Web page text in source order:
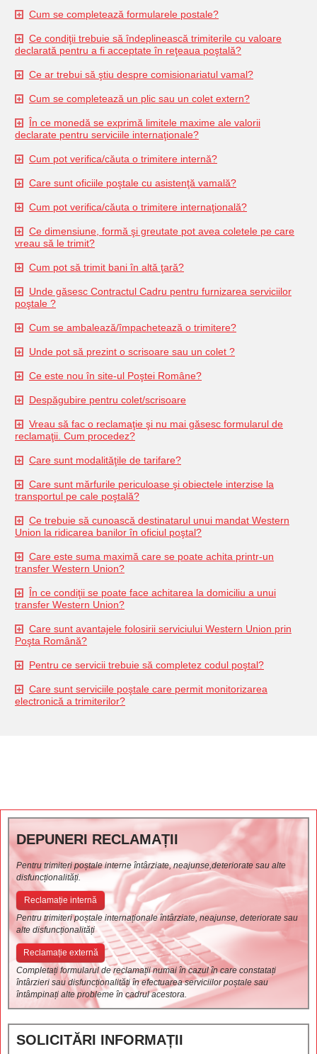
Cum se completează formularele postale?
Ce condiţii trebuie să îndeplinească trimiterile cu valoare
declarată pentru a fi acceptate în reţeaua poştală?
Ce ar trebui să ştiu despre comisionariatul vamal?
Cum se completează un plic sau un colet extern?
În ce monedă se exprimă limitele maxime ale valorii
declarate pentru serviciile internaţionale?
Cum pot verifica/căuta o trimitere internă?
Care sunt oficiile poştale cu asistenţă vamală?
Cum pot verifica/căuta o trimitere internaţională?
Ce dimensiune, formă şi greutate pot avea coletele pe care
vreau să le trimit?
Cum pot să trimit bani în altă ţară?
Unde găsesc Contractul Cadru pentru furnizarea serviciilor
poştale ?
Cum se ambalează/împachetează o trimitere?
Unde pot să prezint o scrisoare sau un colet ?
Ce este nou în site-ul Poştei Române?
Despăgubire pentru colet/scrisoare
Vreau să fac o reclamaţie şi nu mai găsesc formularul de
reclamaţii. Cum procedez?
Care sunt modalităţile de tarifare?
Care sunt mărfurile periculoase şi obiectele interzise la
transportul pe cale poştală?
Ce trebuie să cunoască destinatarul unui mandat Western
Union la ridicarea banilor în oficiul poştal?
Care este suma maximă care se poate achita printr-un
transfer Western Union?
În ce condiţii se poate face achitarea la domiciliu a unui
transfer Western Union?
Care sunt avantajele folosirii serviciului Western Union prin
Poşta Română?
Pentru ce servicii trebuie să completez codul poştal?
Care sunt serviciile poştale care permit monitorizarea
electronică a trimiterilor?
DEPUNERI RECLAMAȚII
Pentru trimiteri poștale interne întârziate, neajunse,deteriorate sau alte
disfuncționalități.
Reclamație internă
Pentru trimiteri poștale internaționale întârziate, neajunse, deteriorate sau
alte disfuncționalități
Reclamație externă
Completați formularul de reclamații numai în cazul în care constatați
întârzieri sau disfuncționalități în efectuarea serviciilor poștale sau
întâmpinați alte probleme în cadrul acestora.
SOLICITĂRI INFORMAȚII